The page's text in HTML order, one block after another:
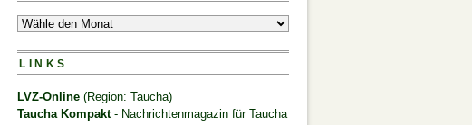
LINKS
LVZ-Online (Region: Taucha)
Taucha Kompakt- Nachrichtenmagazin für Taucha